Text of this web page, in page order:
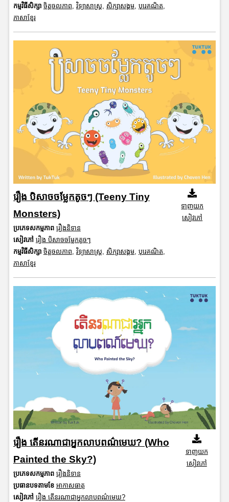
កម្មវិធីសិក្សា ចិត្តចលភាព វិទ្យាសាស្រ្ត សិក្សាសង្គម, បុរេគណិត
ភាសាខ្មែរ
រឿង បិសាចចម្លែកតូចៗ (Teeny Tiny
Monsters)
ប្រភេទសកម្មភាព រឿងនិទាន
សៀវភៅ រឿង បិសាចចម្លែកតូចៗ
កម្មវិធីសិក្សា ចិត្តចលភាព, វិទ្យាសាស្រ្ត, សិក្សាសង្គម, បុរេគណិត,
ភាសាខ្មែរ
ទាញយក
សៀវភៅ
រឿង តើនរណាជាអ្នកលាបពណ៌មេឃ? (Who
Painted the Sky?)
ប្រភេទសកម្មភាព រឿងនិទាន
ប្រធានបទតាមខែ អាកាសធាតុ
សៀវភៅ រឿង តើនរណាជាអ្នកលាបពណ៌មេឃ?
ទាញយក
សៀវភៅ